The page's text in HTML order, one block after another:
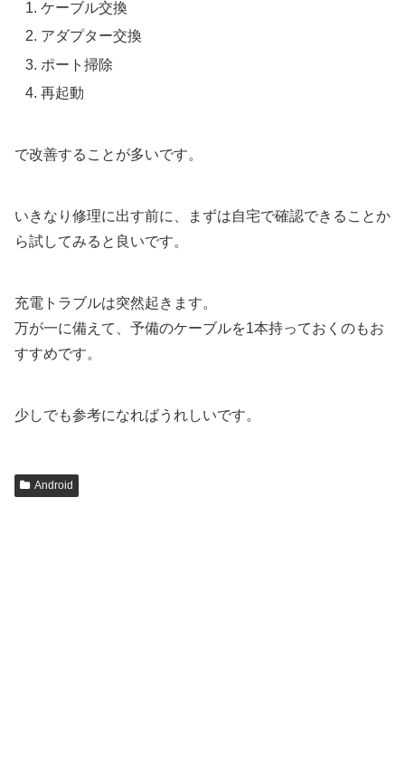
ケーブル交換
アダプター交換
ポート掃除
再起動
で改善することが多いです。
いきなり修理に出す前に、まずは自宅で確認できることか
ら試してみると良いです。
充電トラブルは突然起きます。
万が一に備えて、予備のケーブルを1本持っておくのもお
すすめです。
少しでも参考になればうれしいです。
Android